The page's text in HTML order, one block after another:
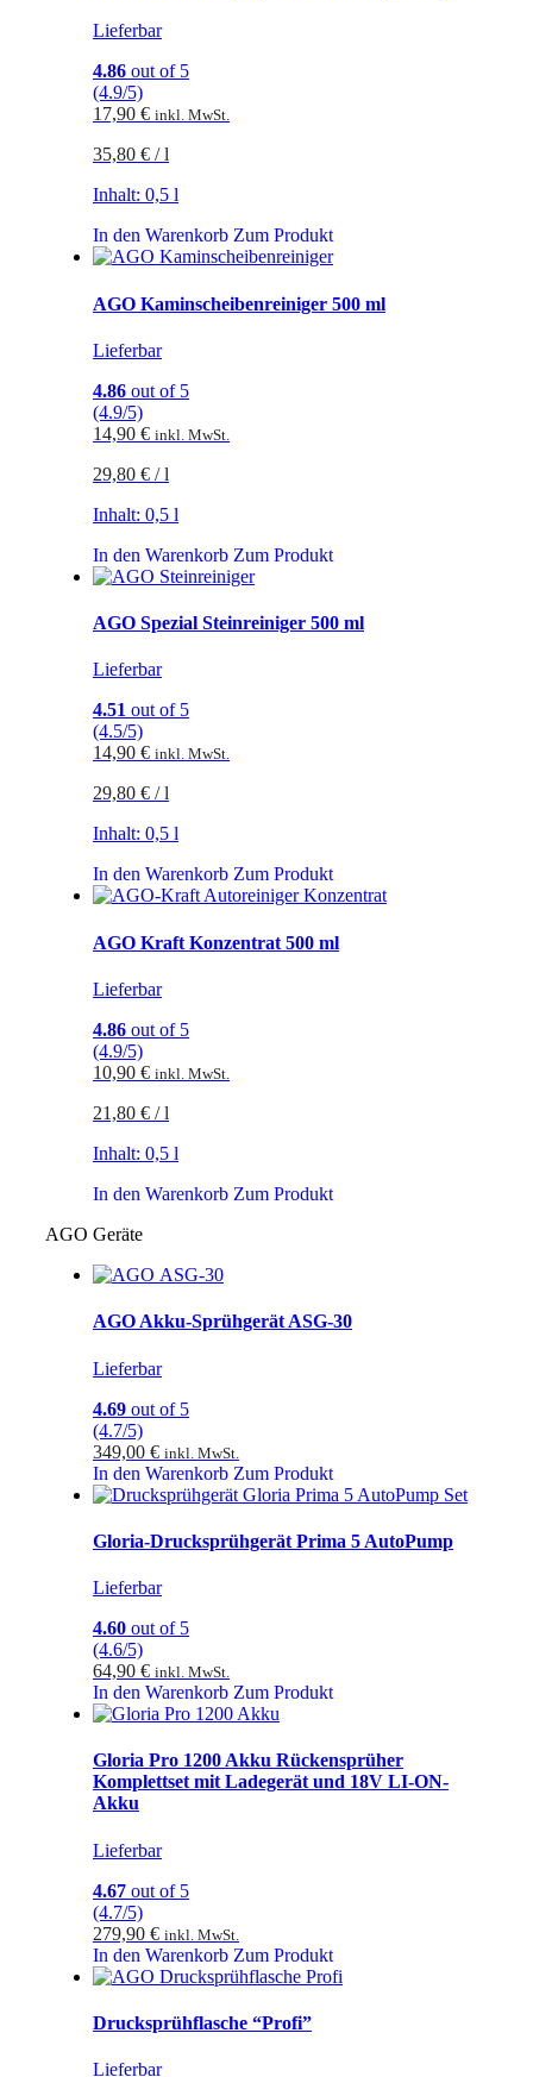
Lieferbar
4.86 out of 5
(4.9/5)
17,90 € inkl. MwSt.
35,80 € /l
Inhalt: 0,5 l
In den Warenkorb Zum Produkt
AGO Kaminscheibenreiniger 500 ml
Lieferbar
4.86 out of 5
(4.9/5)
14,90 € inkl. MwSt.
29,80 € /l
Inhalt: 0,5 l
In den Warenkorb Zum Produkt
AGO Spezial Steinreiniger 500 ml
Lieferbar
4.51 out of 5
(4.5/5)
14,90 € inkl. MwSt.
29,80 € /l
Inhalt: 0,5 l
In den Warenkorb Zum Produkt
AGO Kraft Konzentrat 500 ml
Lieferbar
4.86 out of 5
(4.9/5)
10,90 € inkl. MwSt.
21,80 € /l
Inhalt: 0,5 l
In den Warenkorb Zum Produkt
AGO Geräte
AGO Akku-Sprühgerät ASG-30
Lieferbar
4.69 out of 5
(4.7/5)
349,00 € inkl. MwSt.
In den Warenkorb Zum Produkt
Gloria-Drucksprühgerät Prima 5 AutoPump
Lieferbar
4.60 out of 5
(4.6/5)
64,90 € inkl. MwSt.
In den Warenkorb Zum Produkt
Gloria Pro 1200 Akku Rückensprüher
Komplettset mit Ladegerät und 18V LI-ON-
Akku
Lieferbar
4.67 out of 5
(4.7/5)
279,90 € inkl. MwSt.
In den Warenkorb Zum Produkt
Drucksprühflasche “Profi”
Lieferbar